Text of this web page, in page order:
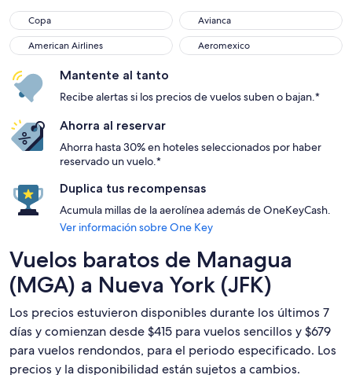
Copa
Copa Avianca
Avianca
American Airlines
American Airlines Aeromexico
Aeromexico
Mantente al tanto
Recibe alertas si los precios de vuelos suben o bajan.*
Ahorra al reservar
Ahorra hasta 30% en hoteles seleccionados por haber
reservado un vuelo.*
Duplica tus recompensas
Acumula millas de la aerolínea además de OneKeyCash.
Ver información sobre One Key
Vuelos baratos de Managua
(MGA) a Nueva York (JFK)
Los precios estuvieron disponibles durante los últimos 7
días y comienzan desde $415 para vuelos sencillos y $679
para vuelos rendondos, para el periodo especificado. Los
precios y la disponibilidad están sujetos a cambios.